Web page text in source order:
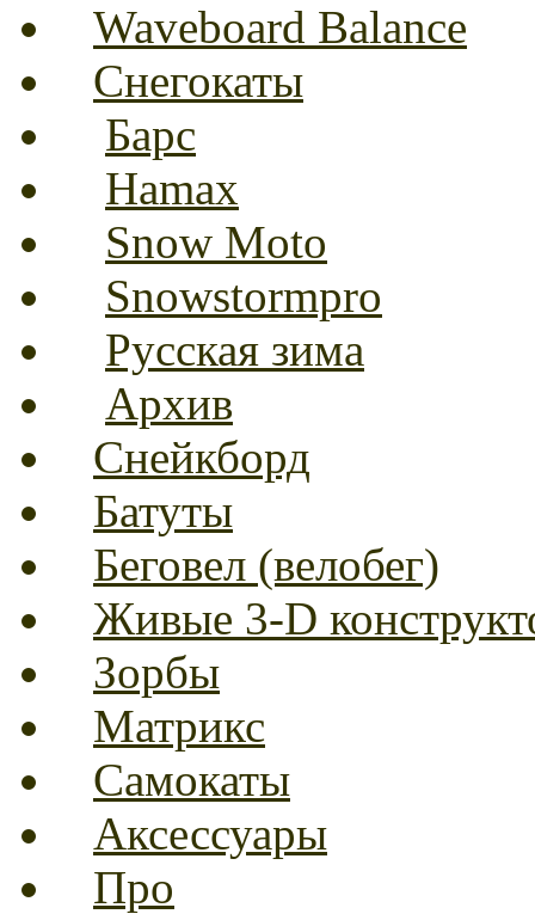
Waveboard Balance
Снегокаты
Барс
Hamax
Snow Moto
Snowstormpro
Русская зима
Архив
Снейкборд
Батуты
Беговел (велобег)
Живые 3-D
Зорбы
Матрикс
Самокаты
Аксессуары
Про